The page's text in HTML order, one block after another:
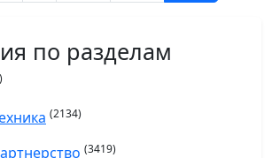
по разделам
(2134)
(3419)